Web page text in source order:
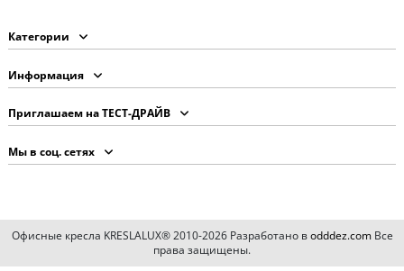
Категории
Информация
Приглашаем на ТЕСТ-ДРАЙВ
Мы в соц. сетях
Офисные кресла KRESLALUX® 2010-2026 Разработано вodddez.comВсе
права защищены.